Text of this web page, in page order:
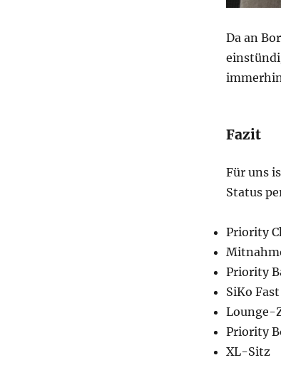
Da an
Fazit
Für uns
Status
Priority
Priority
SiKo
Lounge-
Priority
XL-Sitz